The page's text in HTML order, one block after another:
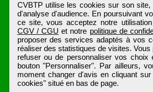
CVBTP utilise les cookies sur son site,
d'analyse d'audience. En poursuivant
ce site, vous acceptez notre
CGV / CGU et notre politique de
proposer des services adaptés à vos
réaliser des statistiques de visites.
refuser ou de personnaliser vos choix
bouton "Personnaliser". Par ailleurs,
moment changer d'avis en cliquant
cookies" situé en bas de page.